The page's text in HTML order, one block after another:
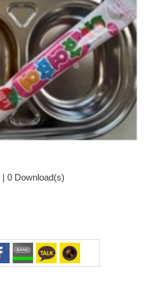
| 0 Download(s)